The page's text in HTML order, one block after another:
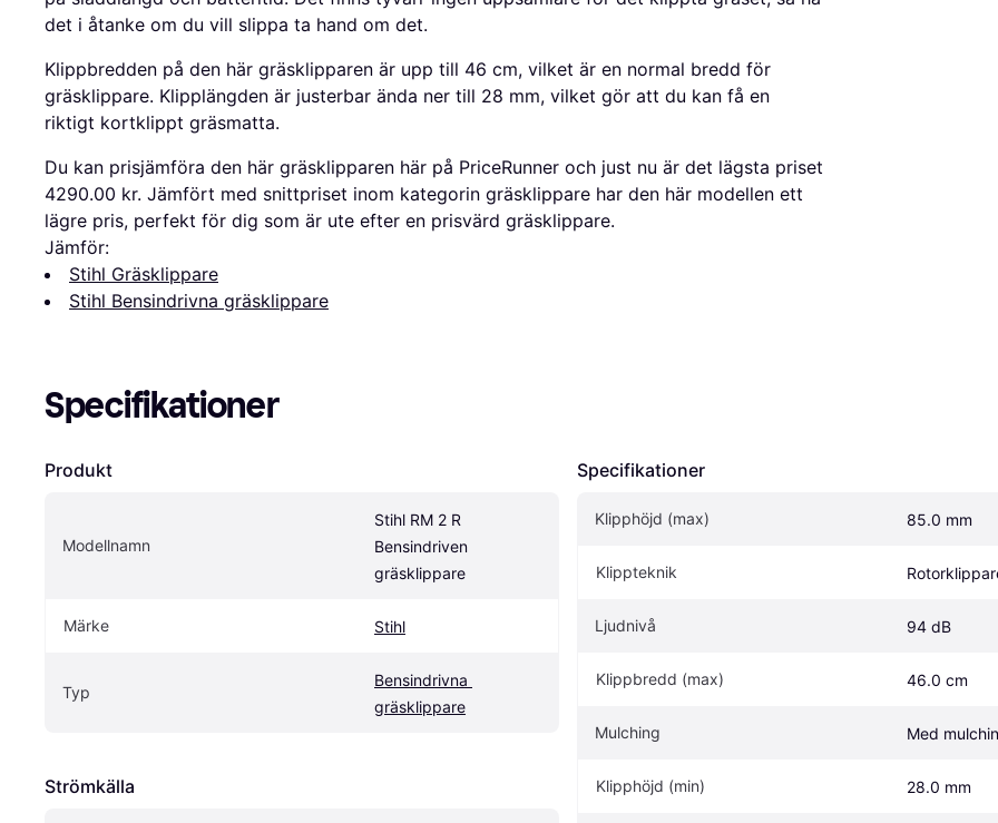
det i åtanke om du vill slippa ta hand om det.
Klippbredden på den här gräsklipparen är upp till 46 cm, vilket är en normal bredd för
gräsklippare. Klipplängden är justerbar ända ner till 28 mm, vilket gör att du kan få en
riktigt kortklippt gräsmatta.
Du kan prisjämföra den här gräsklipparen här på PriceRunner och just nu är det lägsta priset
4290.00 kr. Jämfört med snittpriset inom kategorin gräsklippare har den här modellen ett
lägre pris, perfekt för dig som är ute efter en prisvärd gräsklippare.
Jämför:
Stihl Gräsklippare
Stihl Bensindrivna gräsklippare
Specifikationer
Produkt
Modellnamn
Stihl RM 2 R
Bensindriven
gräsklippare
Märke Stihl
Typ
Bensindrivna
gräsklippare
Strömkälla
Specifikationer
Klipphöjd (max) 85.0 mm
Klippteknik
Ljudnivå 94 dB
Klippbredd (max) 46.0 cm
Mulching Med
Klipphöjd (min) 28.0 mm